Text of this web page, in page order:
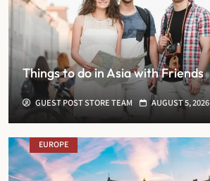
Things to do in Asia with Friends
GUEST POST STORE TEAM AUGUST 5, 2026
EUROPE